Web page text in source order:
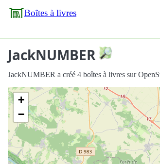
Boîtes à livres
JackNUMBER
JackNUMBER a créé 4 boîtes à livres sur
+
−